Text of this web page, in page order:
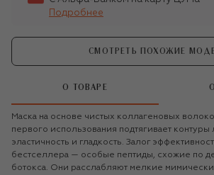
Подробнее
СМОТРЕТЬ ПОХОЖИЕ
О ТОВАРЕ
Маска на основе чистых коллагеновых
первого использования подтягивает контуры
эластичность и гладкость. Залог
бестселлера — особые пептиды, схожие по
ботокса. Они расслабляют мелкие